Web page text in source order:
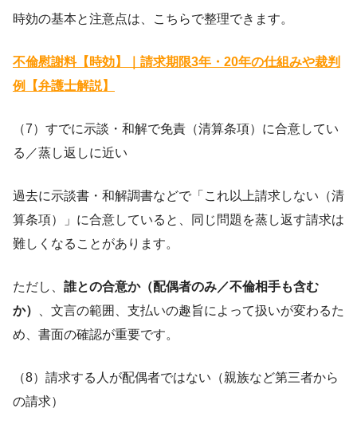
時効の基本と注意点は、こちらで整理できます。
不倫慰謝料【時効】｜請求期限3年・20年の仕組みや裁判
例【弁護士解説】
（7）すでに示談・和解で免責（清算条項）に合意してい
る／蒸し返しに近い
過去に示談書・和解調書などで「これ以上請求しない（清
算条項）」に合意していると、同じ問題を蒸し返す請求は
難しくなることがあります。
ただし、 誰との合意か（配偶者のみ／不倫相手も含む
か）
、文言の範囲、支払いの趣旨によって扱いが変わるた
め、書面の確認が重要です。
（8）請求する人が配偶者ではない（親族など第三者から
の請求）